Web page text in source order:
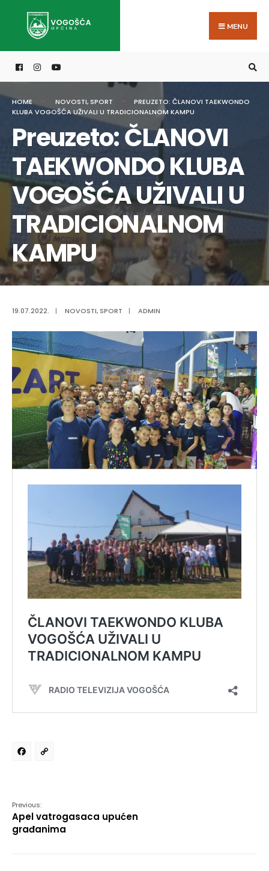
MENU
HOME NOVOSTI,SPORT
PREUZETO: ČLANOVI TAEKWONDO
KLUBA VOGOŠĆA UŽIVALI U TRADICIONALNOM KAMPU
Preuzeto: ČLANOVI
TAEKWONDO KLUBA
VOGOŠĆA UŽIVALI U
TRADICIONALNOM
KAMPU
19.07.2022. | NOVOSTI, SPORT | ADMIN
Facebook
Previous:
Apel vatrogasaca upućen
građanima
for: